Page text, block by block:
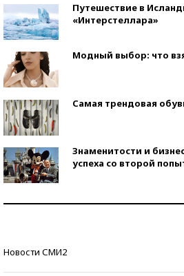
Путешествие в
«Интерстеллара»
Модный выбор: что
Самая трендовая
Знаменитости и
успеха со второй
Новости СМИ2